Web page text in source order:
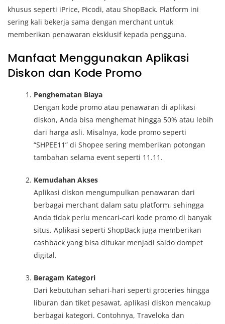
khusus seperti iPrice, Picodi, atau ShopBack. Platform ini
sering kali bekerja sama dengan merchant untuk
memberikan penawaran eksklusif kepada pengguna.
Manfaat Menggunakan Aplikasi
Diskon dan Kode Promo
Penghematan Biaya
Dengan kode promo atau penawaran di aplikasi
diskon, Anda bisa menghemat hingga 50% atau lebih
dari harga asli. Misalnya, kode promo seperti
“SHPEE11” di Shopee sering memberikan potongan
tambahan selama event seperti 11.11.
Kemudahan Akses
Aplikasi diskon mengumpulkan penawaran dari
berbagai merchant dalam satu platform, sehingga
Anda tidak perlu mencari-cari kode promo di banyak
situs. Aplikasi seperti ShopBack juga memberikan
cashback yang bisa ditukar menjadi saldo dompet
digital.
Beragam Kategori
Dari kebutuhan sehari-hari seperti groceries hingga
liburan dan tiket pesawat, aplikasi diskon mencakup
berbagai kategori. Contohnya, Traveloka dan